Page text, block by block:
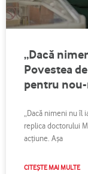
„Dacă
Povestea
pentru
„Dacă nimeni nu îl
replica doctorului
acțiune. Așa
CITEȘTE MAI MULTE